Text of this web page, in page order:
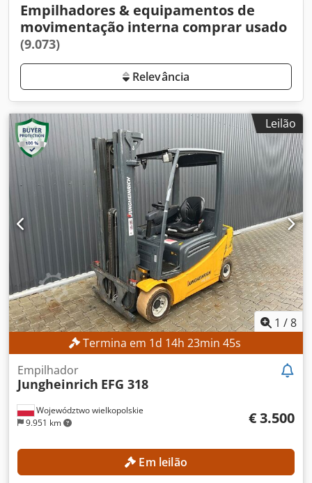
Empilhadores & equipamentos de
movimentação interna comprar usado
(9.073)
Relevância
Leilão
1 /8
Termina em 1d 14h 23min 42s
Województwo wielkopolskie
9.951 km
Empilhador
Jungheinrich EFG 318
€ 3.500
Em leilão